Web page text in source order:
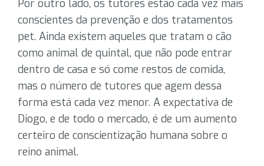
Por outro lado, os tutores estão cada vez mais
conscientes da prevenção e dos tratamentos
pet. Ainda existem aqueles que tratam o cão
como animal de quintal, que não pode entrar
dentro de casa e só come restos de comida,
mas o número de tutores que agem dessa
forma está cada vez menor. A expectativa de
Diogo, e de todo o mercado, é de um aumento
certeiro de conscientização humana sobre o
reino animal.